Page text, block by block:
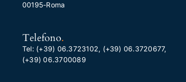
00195-Roma
Telefono.
Tel: (+39) 06.3723102, (+39) 06.3720677,
(+39) 06.3700089